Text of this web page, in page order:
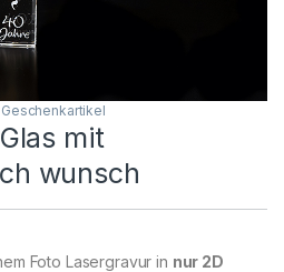
Geschenkartikel
mit
wunsch
Foto Lasergravur in nur 2D